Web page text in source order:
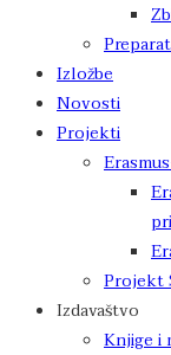
Izložbe
Novosti
Projekti
Projekt
Izdavaštvo
Knjige i